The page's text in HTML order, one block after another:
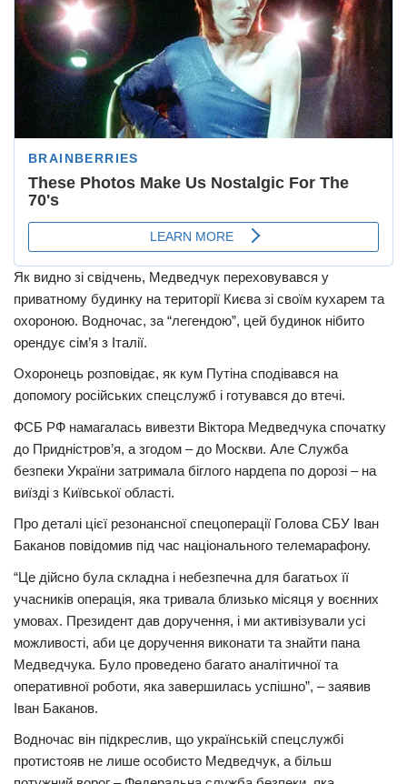
Як видно зі свідчень, Медведчук переховувався у
приватному будинку на території Києва зі своїм кухарем та
охороною. Водночас, за “легендою”, цей будинок нібито
орендує сім’я з Італії.
Охоронець розповідає, як кум Путіна сподівався на
допомогу російських спецслужб і готувався до втечі.
ФСБ РФ намагалась вивезти Віктора Медведчука спочатку
до Придністров’я, а згодом – до Москви. Але Служба
безпеки України затримала біглого нардепа по дорозі – на
виїзді з Київської області.
Про деталі цієї резонансної спецоперації Голова СБУ Іван
Баканов повідомив під час національного телемарафону.
“Це дійсно була складна і небезпечна для багатьох її
учасників операція, яка тривала близько місяця у воєнних
умовах. Президент дав доручення, і ми активізували усі
можливості, аби це доручення виконати та знайти пана
Медведчука. Було проведено багато аналітичної та
оперативної роботи, яка завершилась успішно”, – заявив
Іван Баканов.
Водночас він підкреслив, що українській спецслужбі
протистояв не лише особисто Медведчук, а більш